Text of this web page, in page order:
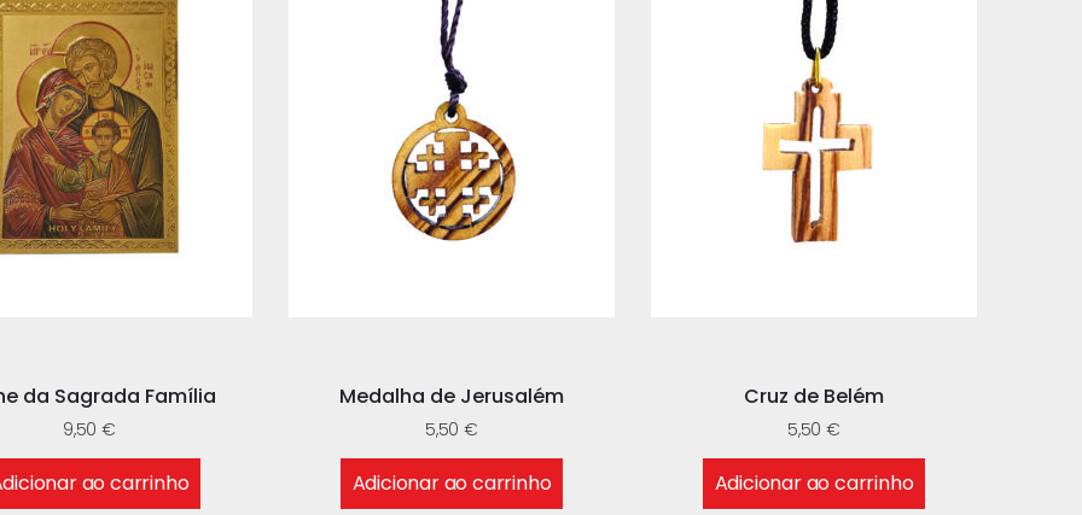
da Sagrada Família
9,50€
ao carrinho
Medalha de Jerusalém
5,50€
Adicionar ao carrinho
Cruz de Belém
5,50€
Adicionar ao carrinho